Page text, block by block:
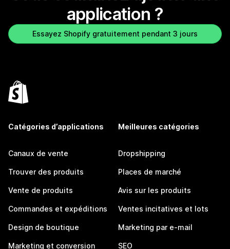
application ?
Essayez Shopify gratuitement pendant 3 jours
Catégories d’applications
Canaux de vente
Trouver des produits
Vente de produits
Commandes et expéditions
Design de boutique
Marketing et conversion
Meilleures catégories
Dropshipping
Places de marché
Avis sur les produits
Ventes incitatives et lots
Marketing par e-mail
SEO